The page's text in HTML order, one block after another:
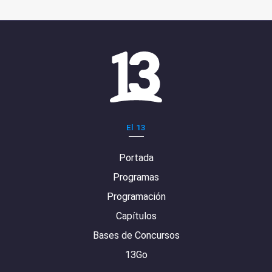
El 13
Portada
Programas
Programación
Capítulos
Bases de Concursos
13Go